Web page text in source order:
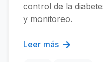
control de la
y monitoreo.
Leer más